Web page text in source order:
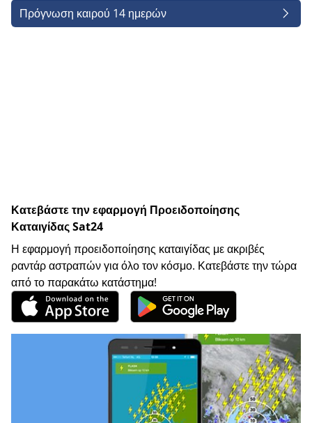
Πρόγνωση καιρού 14 ημερών
Κατεβάστε την εφαρμογή Προειδοποίησης
Καταιγίδας Sat24
Η εφαρμογή προειδοποίησης καταιγίδας με ακριβές
ραντάρ αστραπών για όλο τον κόσμο. Κατεβάστε την τώρα
από το παρακάτω κατάστημα!